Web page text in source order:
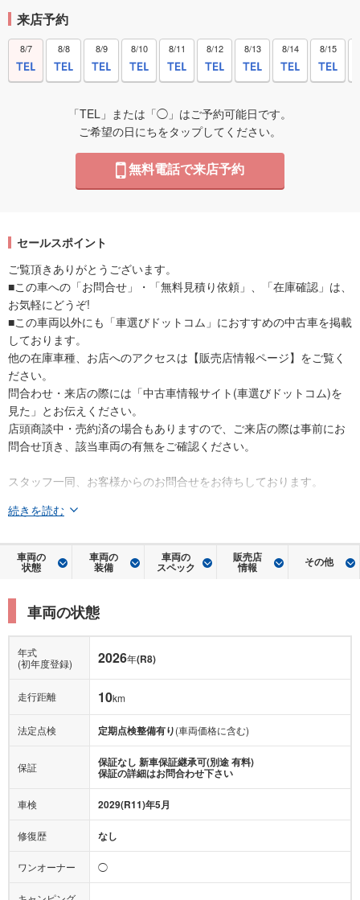
来店予約
8/7 8/8 8/9 8/10 8/11 8/12 8/13 8/14 8/15
「TEL」または「◯」はご予約可能日です。
ご希望の日にちをタップしてください。
無料電話で来店予約
セールスポイント
ご覧頂きありがとうございます。
■この車への「お問合せ」・「無料見積り依頼」、「在庫確認」は、
お気軽にどうぞ!
■この車両以外にも「車選びドットコム」におすすめの中古車を掲載
しております。
他の在庫車種、お店へのアクセスは【販売店情報ページ】をご覧く
ださい。
問合わせ・来店の際には「中古車情報サイト(車選びドットコム)を
見た」とお伝えください。
店頭商談中・売約済の場合もありますので、ご来店の際は事前にお
問合せ頂き、該当車両の有無をご確認ください。
スタッフ一同、お客様からのお問合せをお待ちしております。
続きを読む
車両の
状態
車両の
装備
車両の
スペック
販売店
情報 その他
車両の状態
年式
(初年度登録)
2026年(R8)
走行距離 10km
法定点検 定期点検整備有り(車両価格に含む)
保証 保証なし 新車保証継承可(別途 有料)
保証の詳細はお問合わせ下さい
車検 2029(R11)年5月
修復歴 なし
ワンオーナー ◯